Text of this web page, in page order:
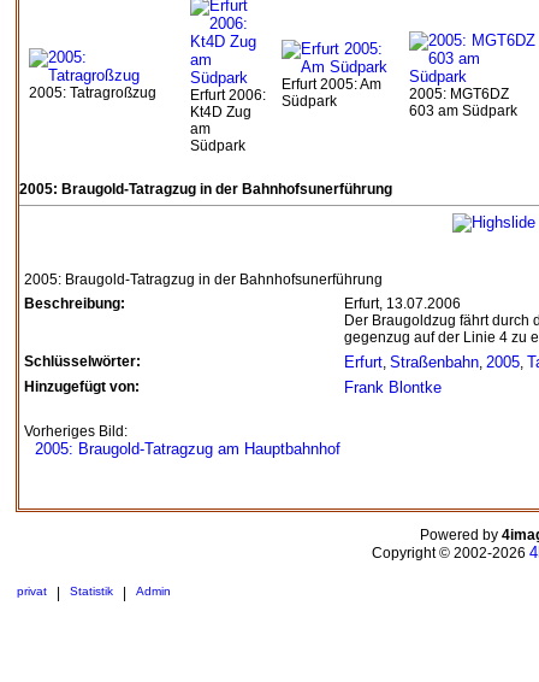
2005: Tatragroßzug
Erfurt 2006:
Kt4D Zug
am
Südpark
Erfurt 2005: Am
Südpark
2005: MGT6DZ
603 am Südpark
2005: Braugold-Tatragzug in der Bahnhofsunerführung
2005: Braugold-Tatragzug in der Bahnhofsunerführung
Beschreibung:
Erfurt, 13.07.2006
Der Braugoldzug fährt durch
gegenzug auf der Linie 4 zu
Schlüsselwörter:
Erfurt, Straßenbahn, 2005,
Hinzugefügt von: Frank Blontke
Vorheriges Bild:
2005: Braugold-Tatragzug am Hauptbahnhof
Powered by
Copyright © 2002-2026
privat Statistik Admin